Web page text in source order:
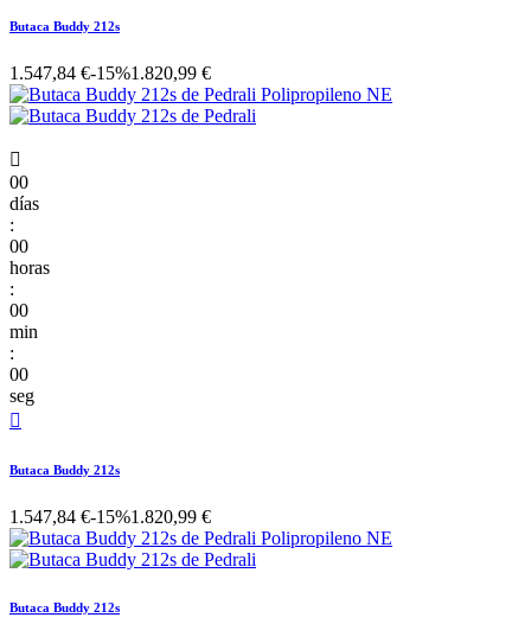
Butaca Buddy 212s
1.547,84 €-15%1.820,99 €

00
días
:
00
horas
:
00
min
:
00
seg

Butaca Buddy 212s
1.547,84 €-15%1.820,99 €
Butaca Buddy 212s